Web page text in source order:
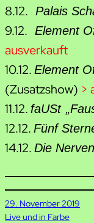
8.12. Palais
9.12. Element
ausverkauft
10.12. Element
(Zusatzshow) >
11.12. faUSt
12.12. Fünf
14.12. Die
29. November 2019
Live und in Farbe